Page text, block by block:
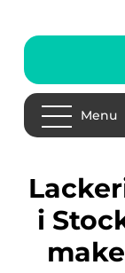
Menu
Lackering av köksluckor
i